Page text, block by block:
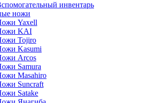
инвентарь
ножи
Yaxell
KAI
Tojiro
Kasumi
Arcos
Samura
Masahiro
Suncraft
Satake